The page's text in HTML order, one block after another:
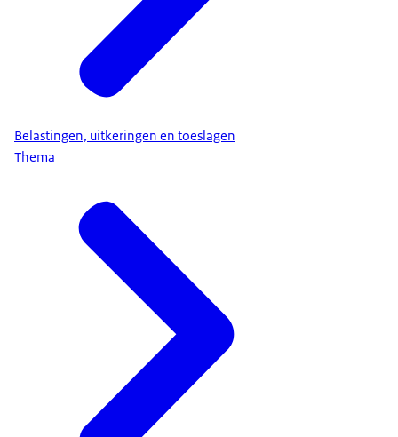
Belastingen, uitkeringen en toeslagen
Thema